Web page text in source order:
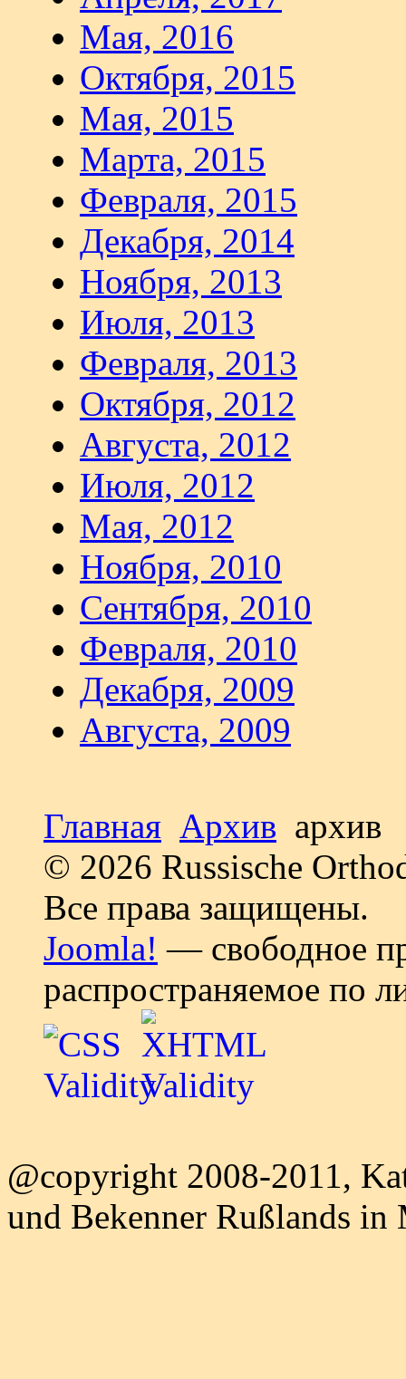
Мая, 2016
Октября, 2015
Мая, 2015
Марта, 2015
Февраля, 2015
Декабря, 2014
Ноября, 2013
Июля, 2013
Февраля, 2013
Октября, 2012
Августа, 2012
Июля, 2012
Мая, 2012
Ноября, 2010
Сентября, 2010
Февраля, 2010
Декабря, 2009
Августа, 2009
Главная Архив архив
© 2026 Russische
Все права защищены.
Joomla! — свободное
распространяемое по
@copyright 2008-2011,
und Bekenner Rußlands in